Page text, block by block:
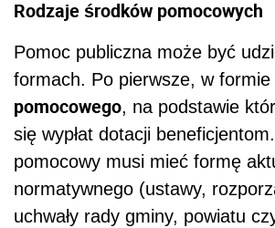
Rodzaje środków pomocowych
Pomoc publiczna może być
formach. Po pierwsze, w formie
pomocowego, na podstawie
się wypłat dotacji
pomocowy musi mieć formę
normatywnego (ustawy,
uchwały rady gminy, powiatu